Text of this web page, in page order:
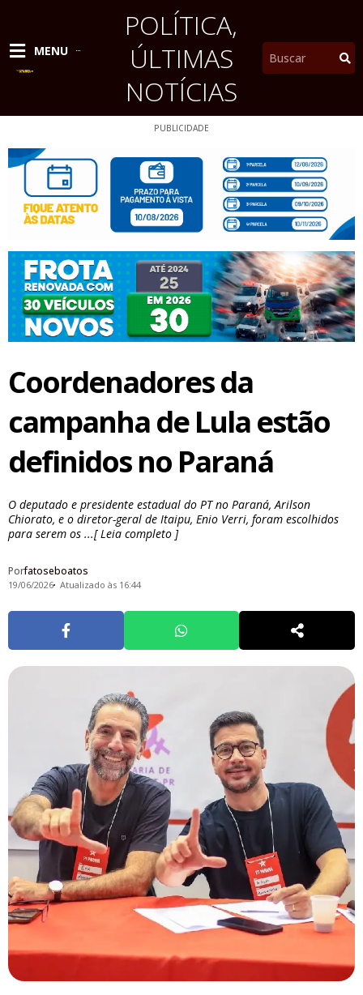
conteúdo
MENU
POLÍTICA,
ÚLTIMAS
NOTÍCIAS
Pesquisar
PUBLICIDADE
Coordenadores da
campanha de Lula estão
definidos no Paraná
O deputado e presidente estadual do PT no Paraná, Arilson
Chiorato, e o diretor-geral de Itaipu, Enio Verri, foram escolhidos
para serem os ...[ Leia completo ]
Porfatoseboatos
19/06/2026 Atualizado às 16:44